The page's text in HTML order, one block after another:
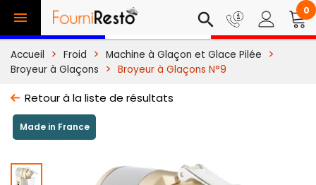
 search 0
Accueil Froid
Machine à Glaçon et Glace Pilée
Broyeur à Glaçons
Broyeur à Glaçons N°9
Retour à la liste de résultats
Made in France